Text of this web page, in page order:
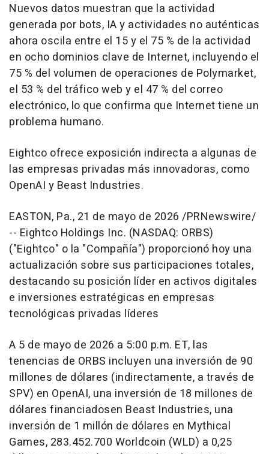
Nuevos datos muestran que la actividad
generada por bots, IA y actividades no auténticas
ahora oscila entre el 15 y el 75 % de la actividad
en ocho dominios clave de Internet, incluyendo el
75 % del volumen de operaciones de Polymarket,
el 53 % del tráfico web y el 47 % del correo
electrónico, lo que confirma que Internet tiene un
problema humano.
Eightco ofrece exposición indirecta a algunas de
las empresas privadas más innovadoras, como
OpenAI y Beast Industries.
EASTON, Pa., 21 de mayo de 2026 /PRNewswire/
-- Eightco Holdings Inc. (NASDAQ: ORBS)
("Eightco" o la "Compañía") proporcionó hoy una
actualización sobre sus participaciones totales,
destacando su posición líder en activos digitales
e inversiones estratégicas en empresas
tecnológicas privadas líderes
A 5 de mayo de 2026 a 5:00 p.m. ET, las
tenencias de ORBS incluyen una inversión de 90
millones de dólares (indirectamente, a través de
SPV) en OpenAI, una inversión de 18 millones de
dólares financiadosen Beast Industries, una
inversión de 1 millón de dólares en Mythical
Games, 283.452.700 Worldcoin (WLD) a 0,25